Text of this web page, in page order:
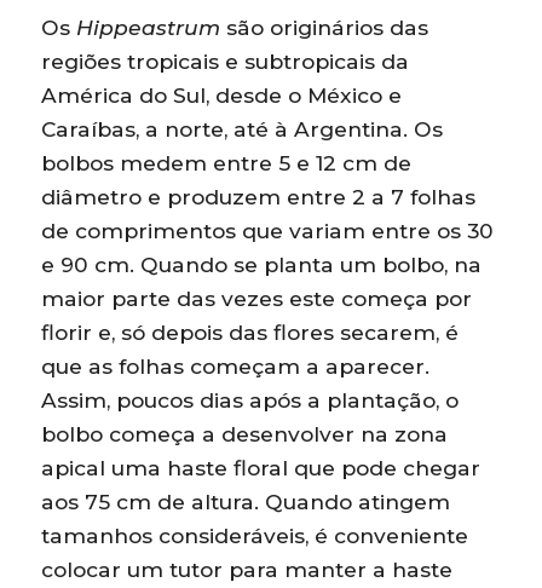
Os Hippeastrum são originários das
regiões tropicais e subtropicais da
América do Sul, desde o México e
Caraíbas, a norte, até à Argentina. Os
bolbos medem entre 5 e 12 cm de
diâmetro e produzem entre 2 a 7 folhas
de comprimentos que variam entre os 30
e 90 cm. Quando se planta um bolbo, na
maior parte das vezes este começa por
florir e, só depois das flores secarem, é
que as folhas começam a aparecer.
Assim, poucos dias após a plantação, o
bolbo começa a desenvolver na zona
apical uma haste floral que pode chegar
aos 75 cm de altura. Quando atingem
tamanhos consideráveis, é conveniente
colocar um tutor para manter a haste